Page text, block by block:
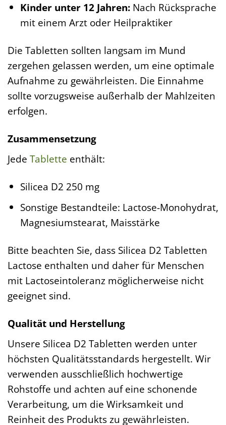
Kinder unter 12 Jahren:Nach Rücksprache
mit einem Arzt oder Heilpraktiker
Die Tabletten sollten langsam im Mund
zergehen gelassen werden, um eine optimale
Aufnahme zu gewährleisten. Die Einnahme
sollte vorzugsweise außerhalb der Mahlzeiten
erfolgen.
Zusammensetzung
Jede Tablette enthält:
Silicea D2 250 mg
Sonstige Bestandteile: Lactose-Monohydrat,
Magnesiumstearat, Maisstärke
Bitte beachten Sie, dass Silicea D2 Tabletten
Lactose enthalten und daher für Menschen
mit Lactoseintoleranz möglicherweise nicht
geeignet sind.
Qualität und Herstellung
Unsere Silicea D2 Tabletten werden unter
höchsten Qualitätsstandards hergestellt. Wir
verwenden ausschließlich hochwertige
Rohstoffe und achten auf eine schonende
Verarbeitung, um die Wirksamkeit und
Reinheit des Produkts zu gewährleisten.